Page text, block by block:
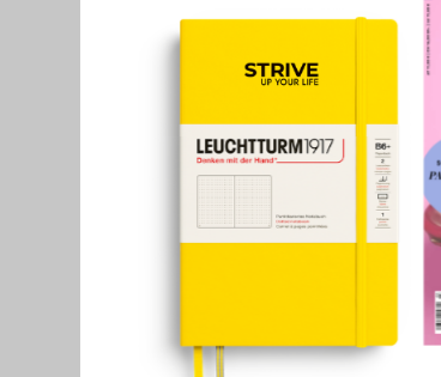
Habt ihr mit
Um ein Online-
Anfang auch für